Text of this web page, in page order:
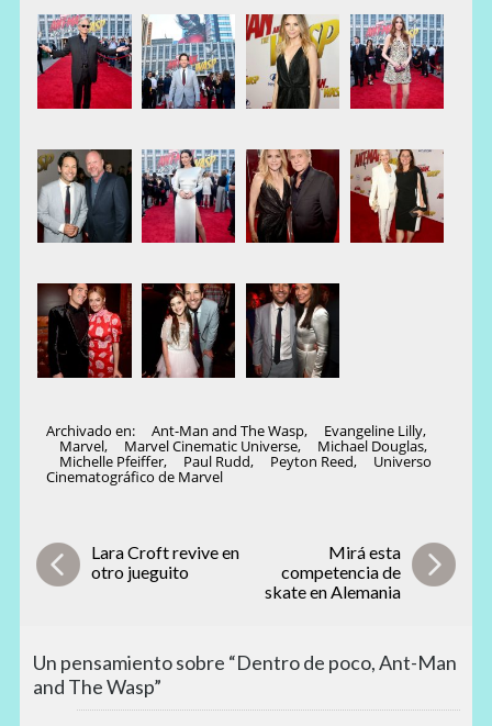
Archivado en: Ant-Man and The Wasp, Evangeline Lilly,
Marvel, Marvel Cinematic Universe, Michael Douglas,
Michelle Pfeiffer, Paul Rudd, Peyton Reed, Universo
Cinematográfico de Marvel
Lara Croft revive en
otro jueguito
Mirá esta
competencia de
skate en Alemania
Un pensamiento sobre “Dentro de poco, Ant-Man
and The Wasp”